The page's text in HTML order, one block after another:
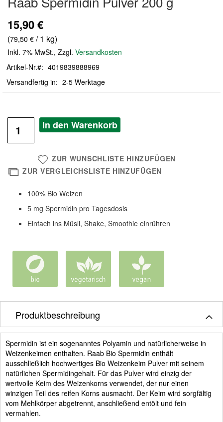
der
Bildergalerie
springen
15,90 €
(79,50 € / 1 kg)
Inkl. 7% MwSt., Zzgl. Versandkosten
Artikel-Nr.
4019839888969
Versandfertig in
2-5 Werktage
In den Warenkorb
ZUR WUNSCHLISTE HINZUFÜGEN
ZUR VERGLEICHSLISTE HINZUFÜGEN
100% Bio Weizen
5 mg Spermidin pro Tagesdosis
Einfach ins Müsli, Shake, Smoothie einrühren
Produktbeschreibung
Spermidin ist ein sogenanntes Polyamin und natürlicherweise in
Weizenkeimen enthalten. Raab Bio Spermidin enthält
ausschließlich hochwertiges Bio Weizenkeim Pulver mit seinem
natürlichen Spermidingehalt. Für das Pulver wird einzig der
wertvolle Keim des Weizenkorns verwendet, der nur einen
winzigen Teil des reifen Korns ausmacht. Der Keim wird sorgfältig
vom Mehlkörper abgetrennt, anschließend entölt und fein
vermahlen.